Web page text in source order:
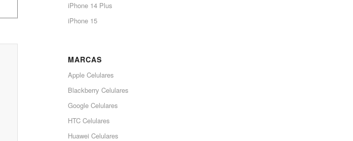
iPhone 14 Plus
iPhone 15
MARCAS
Apple Celulares
Blackberry Celulares
Google Celulares
HTC Celulares
Huawei Celulares